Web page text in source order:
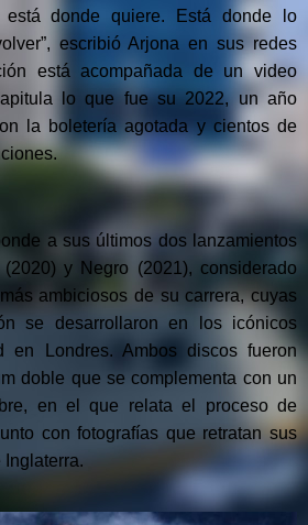
donde quiere. Está donde lo
escribió Arjona en sus redes
está acompañada de un video
lo que fue su 2022, un año
la boletería agotada y cientos de
a sus últimos dos lanzamientos
y Negro (2021), considerado
ambiciosos de su carrera, cuyas
se desarrollaron en los icónicos
en Londres. Ambos discos fueron
doble que se complementa con un
en el que relata el proceso de
con fotografías que retratan sus